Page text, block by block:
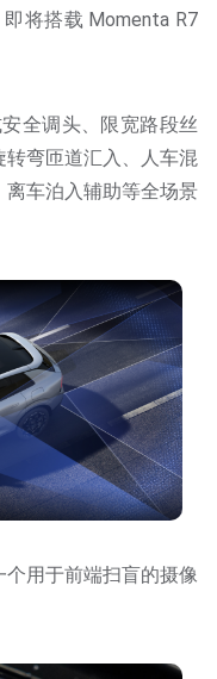
将搭载 Momenta R7
全调头、限宽路段丝
弯匝道汇入、人车混
车泊入辅助等全场景
用于前端扫盲的摄像